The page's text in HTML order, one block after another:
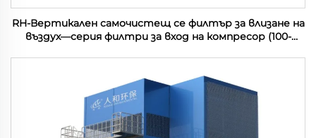
RH-Вертикален самочистещ се филтър за влизане на
въздух—серия филтри за вход на компресор (100-